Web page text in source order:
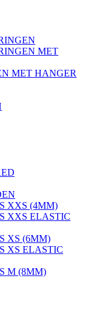
MET
MET HANGER
XXS (4MM)
XXS ELASTIC
XS (6MM)
XS ELASTIC
M (8MM)